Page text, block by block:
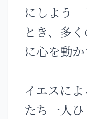
にしよう
とき、多
に心を動か
イエスに
たち一人